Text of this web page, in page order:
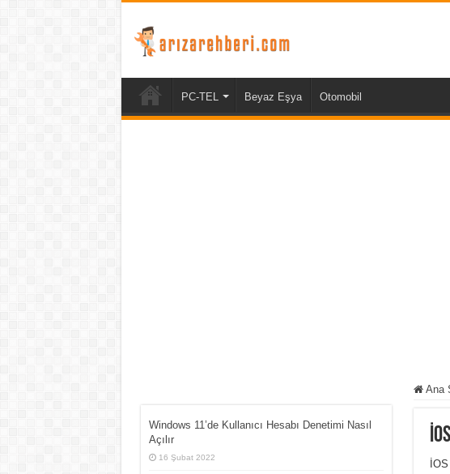
PC-TEL Beyaz Eşya Otomobil
Ana
Windows 11’de Kullanıcı Hesabı Denetimi Nasıl
Açılır
16 Şubat 2022